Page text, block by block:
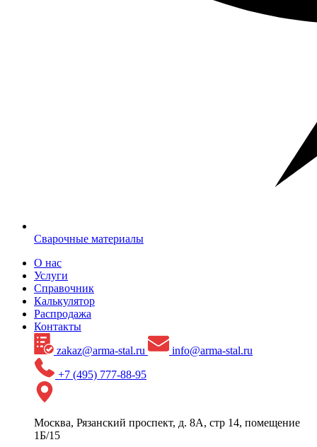
Сварочные материалы
О нас
Услуги
Справочник
Калькулятор
Распродажа
Контакты
zakaz@arma-stal.ru
info@arma-stal.ru
+7 (495) 777-88-95
Москва, Рязанский проспект, д. 8А, стр 14, помещение
1Б/15